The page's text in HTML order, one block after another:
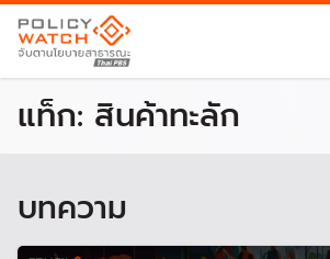
แท็ก: สินค้าทะลัก
บทความ